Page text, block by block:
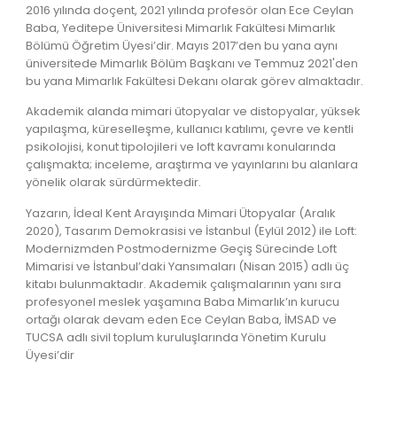
2016 yılında doçent, 2021 yılında profesör olan Ece Ceylan
Baba, Yeditepe Üniversitesi Mimarlık Fakültesi Mimarlık
Bölümü Öğretim Üyesi’dir. Mayıs 2017’den bu yana aynı
üniversitede Mimarlık Bölüm Başkanı ve Temmuz 2021'den
bu yana Mimarlık Fakültesi Dekanı olarak görev almaktadır.
Akademik alanda mimari ütopyalar ve distopyalar, yüksek
yapılaşma, küreselleşme, kullanıcı katılımı, çevre ve kentli
psikolojisi, konut tipolojileri ve loft kavramı konularında
çalışmakta; inceleme, araştırma ve yayınlarını bu alanlara
yönelik olarak sürdürmektedir.
Yazarın, İdeal Kent Arayışında Mimari Ütopyalar (Aralık
2020), Tasarım Demokrasisi ve İstanbul (Eylül 2012) ile Loft:
Modernizmden Postmodernizme Geçiş Sürecinde Loft
Mimarisi ve İstanbul’daki Yansımaları (Nisan 2015) adlı üç
kitabı bulunmaktadır. Akademik çalışmalarının yanı sıra
profesyonel meslek yaşamına Baba Mimarlık’ın kurucu
ortağı olarak devam eden Ece Ceylan Baba, İMSAD ve
TUCSA adlı sivil toplum kuruluşlarında Yönetim Kurulu
Üyesi’dir